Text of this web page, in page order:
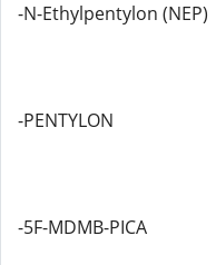
-N-Ethylpentylon (NEP)
-PENTYLON
-5F-MDMB-PICA